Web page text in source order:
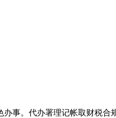
事。代办署理记帐取财税合